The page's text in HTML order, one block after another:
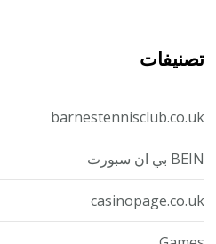
تصنيفات
barnestennisclub.co.uk
BEIN بي ان سبورت
casinopage.co.uk